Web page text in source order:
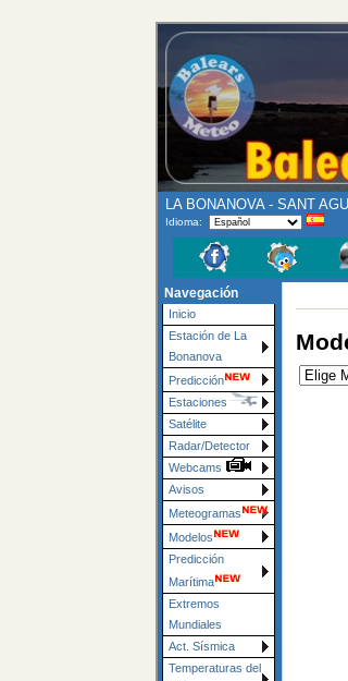
LA BONANOVA - SANT
Idioma:
Navegación
Inicio
Estación de La
Bonanova
Predicción
Estaciones
Satélite
Radar/Detector
Webcams
Avisos
Meteogramas
Modelos
Predicción
Marítima
Extremos
Mundiales
Act. Sísmica
Temperaturas del